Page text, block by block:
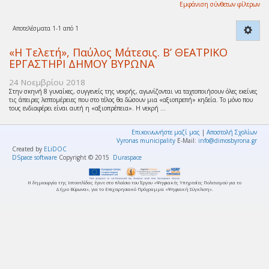
Εμφάνιση σύνθετων φίλτρων
Αποτελέσματα 1-1 από 1
«Η Τελετή», Παύλος Μάτεσις. Β’ ΘΕΑΤΡΙΚΟ
ΕΡΓΑΣΤΗΡΙ ΔΗΜΟΥ ΒΥΡΩΝΑ
24 Νοεμβρίου 2018
Στην σκηνή 8 γυναίκες, συγγενείς της νεκρής, αγωνίζονται να ταχτοποιήσουν όλες εκείνες
τις άπειρες λεπτομέρειες που στο τέλος θα δώσουν μια «αξιοπρεπή» κηδεία. Το μόνο που
τους ενδιαφέρει είναι αυτή η «αξιοπρέπεια». Η νεκρή ...
Επικοινωνήστε μαζί μας | Αποστολή Σχολίων
Vyronas municipality E-Mail: info@dimosbyrona.gr
Created by ELiDOC
DSpace software Copyright © 2015 Duraspace
Η δημιουργία της Ιστοσελίδας έγινε στο πλαίσιο του Έργου «Ψηφιακές Υπηρεσίες Πολιτισμού για το
Δήμο Βύρωνα», για το Επιχειρησιακό Πρόγραμμα «Ψηφιακή Σύγκλιση».